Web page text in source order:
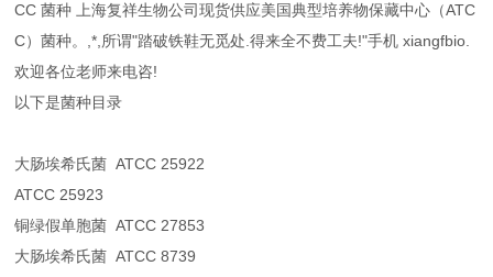
CC 菌种 上海复祥生物公司现货供应美国典型培养物保藏中心（ATC
C）菌种。,*,所谓"踏破铁鞋无觅处.得来全不费工夫!"手机 xiangfbio.
欢迎各位老师来电咨!
以下是菌种目录
大肠埃希氏菌 ATCC 25922
ATCC 25923
铜绿假单胞菌 ATCC 27853
大肠埃希氏菌 ATCC 8739